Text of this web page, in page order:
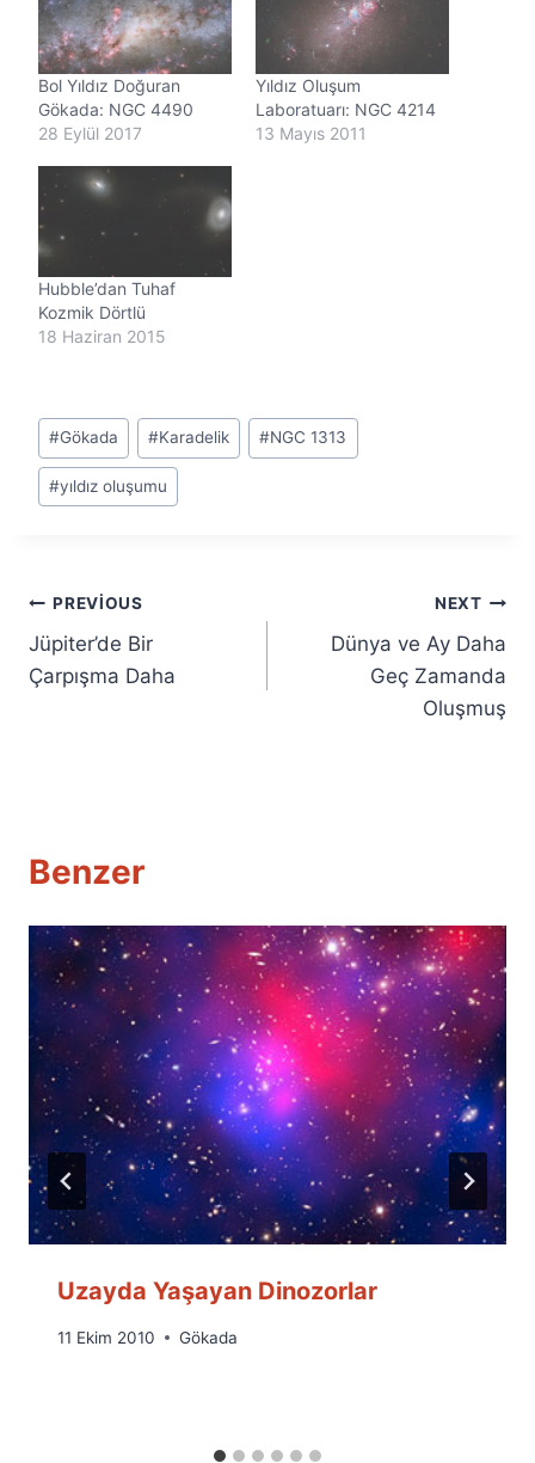
r
.
.
.
Bol Yıldız Doğuran
Gökada: NGC 4490
28 Eylül 2017
Yıldız Oluşum
Laboratuarı: NGC 4214
13 Mayıs 2011
Hubble’dan Tuhaf
Kozmik Dörtlü
18 Haziran 2015
Post
Tags:
#Gökada #Karadelik #NGC 1313
#yıldız oluşumu
Yazı
gezinmesi
PREVIOUS
Jüpiter’de Bir
Çarpışma Daha
NEXT
Dünya ve Ay Daha
Geç Zamanda
Oluşmuş
Benzer
Uzayda Yaşayan Dinozorlar
By
11 Ekim 2010 Gökada